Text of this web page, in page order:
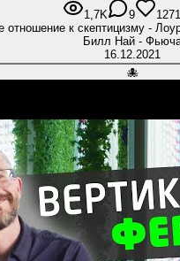
1,7K 9 127
отношение к скептицизму -
Билл Най -
16.12.2021
🐙